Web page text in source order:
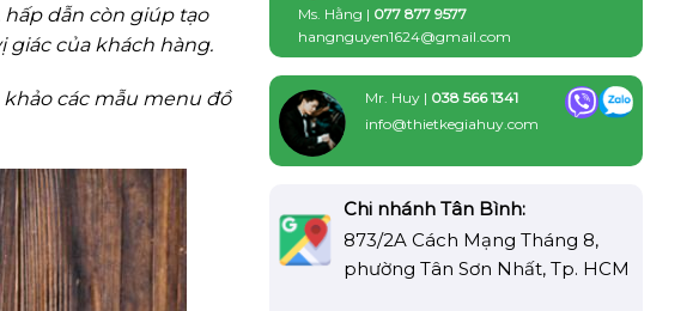
dẫn còn giúp tạo
giác của khách hàng.
các mẫu menu đồ
Ms. Hằng | 077 877 9577
hangnguyen1624@gmail.com
Mr. Huy | 038 566 1341
info@thietkegiahuy.com
Chi nhánh Tân Bình:
873/2A Cách Mạng Tháng 8,
phường Tân Sơn Nhất, Tp. HCM